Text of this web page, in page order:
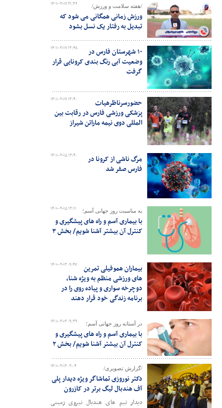
۱۴۰۱-۰۲-۱۷ ۲۱:۳۶ /هفته سلامت و ورزش/
ورزش زمانی همگانی می شود که
تبدیل به رفتار یک نسل بشود
۱۴۰۱-۰۲-۱۷ ۱۳:۴۸
۱۰ شهرستان فارس در
وضعیت آبی رنگ بندی کرونایی قرار
گرفت
۱۴۰۱-۰۲-۱۷ ۱۳:۴۰
حضورسرناظرهیات
پزشکی ورزشی فارس در رقابت بین
المللی دوی نیمه ماراتن شیراز
۱۴۰۱-۰۲-۱۵ ۱۲:۴۰
مرگ ناشی از کرونا در
فارس صفر شد
۱۴۰۱-۰۲-۱۵ ۱۲:۱۱ به مناسبت روز جهانی آسم؛
با بیماری آسم و راه های پیشگیری و
کنترل آن بیشتر آشنا شویم/ بخش ۳
۱۴۰۱-۰۲-۱۲ ۰۹:۴۷
بیماران هموفیلی تمرین
های ورزشی منظم به ویژه شنا،
دوچرخه سواری و پیاده روی را در
برنامه زندگی خود قرار دهند
۱۴۰۱-۰۲-۱۲ ۰۹:۳۹ در آستانه روز جهانی آسم؛
با بیماری آسم و راه های پیشگیری و
کنترل آن بیشتر آشنا شویم/ بخش ۲
۱۴۰۱-۰۲-۱۲ ۰۲:۰۴ /گزارش تصویری/
دکتر نوروزی تماشاگر ویژه دیدار پلی
آف هندبال لیگ برتر در کازرون
دیدار تیم های هندبال نیروی زمینی